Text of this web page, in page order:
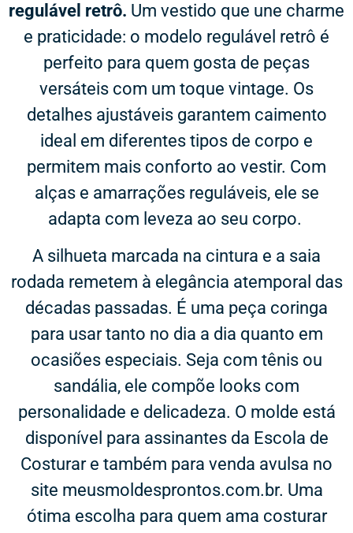
regulável retrô. Um vestido que une charme
e praticidade: o modelo regulável retrô é
perfeito para quem gosta de peças
versáteis com um toque vintage. Os
detalhes ajustáveis garantem caimento
ideal em diferentes tipos de corpo e
permitem mais conforto ao vestir. Com
alças e amarrações reguláveis, ele se
adapta com leveza ao seu corpo.
A silhueta marcada na cintura e a saia
rodada remetem à elegância atemporal das
décadas passadas. É uma peça coringa
para usar tanto no dia a dia quanto em
ocasiões especiais. Seja com tênis ou
sandália, ele compõe looks com
personalidade e delicadeza. O molde está
disponível para assinantes da Escola de
Costurar e também para venda avulsa no
site meusmoldesprontos.com.br. Uma
ótima escolha para quem ama costurar